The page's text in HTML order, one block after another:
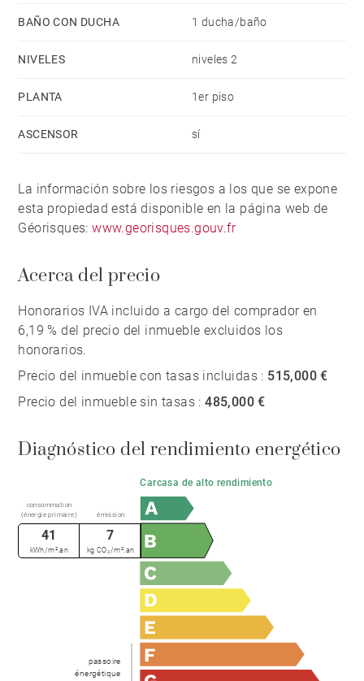
BAÑO CON DUCHA 1 ducha/baño
NIVELES niveles 2
PLANTA 1er piso
ASCENSOR sí
La información sobre los riesgos a los que se expone
esta propiedad está disponible en la página web de
Géorisques:www.georisques.gouv.fr
Acerca del precio
Honorarios IVA incluido a cargo del comprador en
6,19 % del precio del inmueble excluidos los
honorarios.
Precio del inmueble con tasas incluidas : 515,000 €
Precio del inmueble sin tasas :485,000 €
Diagnóstico del rendimiento energético
Carcasa de alto rendimiento
passoire
énergétique
consommation
(énergie primaire)
émission
41
kWh/m².an
7
kg CO₂/m².an